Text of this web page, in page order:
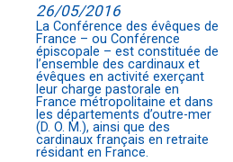
26/05/2016
La Conférence des évêques de
France – ou Conférence
épiscopale – est constituée de
l’ensemble des cardinaux et
évêques en activité exerçant
leur charge pastorale en
France métropolitaine et dans
les départements d’outre-mer
(D. O. M.), ainsi que des
cardinaux français en retraite
résidant en France.